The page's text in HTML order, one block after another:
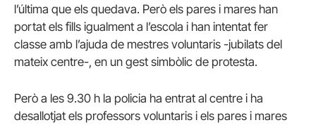
l’última que els quedava. Però els pares i mares han
portat els fills igualment a l’escola i han intentat fer
classe amb l’ajuda de mestres voluntaris -jubilats del
mateix centre-, en un gest simbòlic de protesta.
Però a les 9.30 h la policia ha entrat al centre i ha
desallotjat els professors voluntaris i els pares i mares